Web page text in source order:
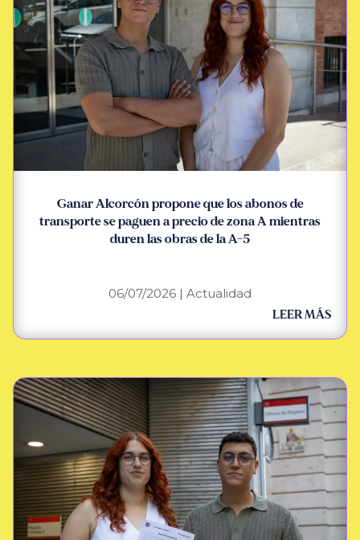
Ganar Alcorcón propone que los abonos de
transporte se paguen a precio de zona A mientras
duren las obras de la A-5
06/07/2026 | Actualidad
LEER MÁS